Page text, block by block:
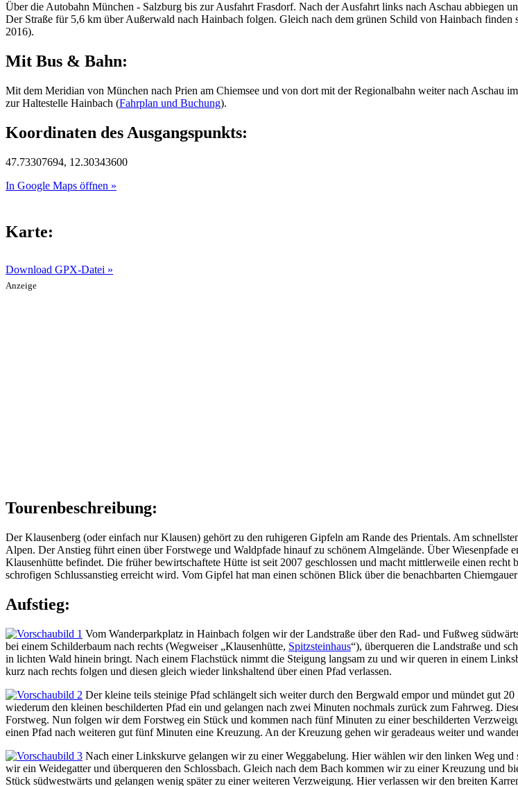
Über die Autobahn München - Salzburg bis zur Ausfahrt Frasdorf. Nach der Ausfahrt links nach Aschau abbiegen
Der Straße für 5,6 km über Außerwald nach Hainbach folgen. Gleich nach dem grünen Schild von Hainbach
2016).
Mit Bus & Bahn:
Mit dem Meridian von München nach Prien am Chiemsee und von dort mit der Regionalbahn weiter nach
zur Haltestelle Hainbach (Fahrplan und Buchung).
Koordinaten des Ausgangspunkts:
47.73307694, 12.30343600
In Google Maps öffnen »
Karte:
Download GPX-Datei »
Anzeige
Tourenbeschreibung:
Der Klausenberg (oder einfach nur Klausen) gehört zu den ruhigeren Gipfeln am Rande des Prientals. Am
Alpen. Der Anstieg führt einen über Forstwege und Waldpfade hinauf zu schönem Almgelände. Über
Klausenhütte befindet. Die früher bewirtschaftete Hütte ist seit 2007 geschlossen und macht mittlerweile einen
schrofigen Schlussanstieg erreicht wird. Vom Gipfel hat man einen schönen Blick über die benachbarten
Aufstieg:
Vom Wanderparkplatz in Hainbach folgen wir der Landstraße über den Rad- und Fußweg
bei einem Schilderbaum nach rechts (Wegweiser „Klausenhütte, Spitzsteinhaus“), überqueren die Landstraße und
in lichten Wald hinein bringt. Nach einem Flachstück nimmt die Steigung langsam zu und wir queren in einem
kurz nach rechts folgen und diesen gleich wieder linkshaltend über einen Pfad verlassen.
Der kleine teils steinige Pfad schlängelt sich weiter durch den Bergwald empor und mündet gut
wiederum den kleinen beschilderten Pfad ein und gelangen nach zwei Minuten nochmals zurück zum Fahrweg.
Forstweg. Nun folgen wir dem Forstweg ein Stück und kommen nach fünf Minuten zu einer beschilderten
einen Pfad nach weiteren gut fünf Minuten eine Kreuzung. An der Kreuzung gehen wir geradeaus weiter und
Nach einer Linkskurve gelangen wir zu einer Weggabelung. Hier wählen wir den linken Weg
wir ein Weidegatter und überqueren den Schlossbach. Gleich nach dem Bach kommen wir zu einer Kreuzung und
Stück südwestwärts und gelangen wenig später zu einer weiteren Verzweigung. Hier verlassen wir den breiten